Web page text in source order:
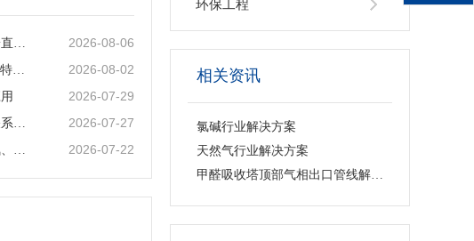
解析氮封储罐氧含量监测重要性，原位单端直插激光气体分析仪的落地应用与工艺价值 2026-08-06
不同原理可燃气体LEL浓度在线监测仪技术特点及工业选型指南 2026-08-02
2026-07-29
气体分析仪常用浓度计量单位释义、换算关系及适用场景说明 2026-07-27
激光氧分析仪系统：工业尾气管道精准测氧、筑牢工艺安全防线 2026-07-22
环保工程
相关资讯
氯碱行业解决方案
天然气行业解决方案
甲醛吸收塔顶部气相出口管线解决方案